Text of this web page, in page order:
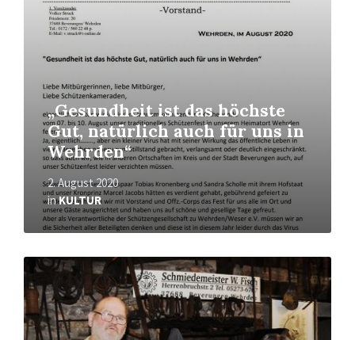
„Gesundheit ist das höchste
Gut, natürlich auch für uns in
Wehrden“
2. August 2020
inKULTUR
Mehr
erfahren